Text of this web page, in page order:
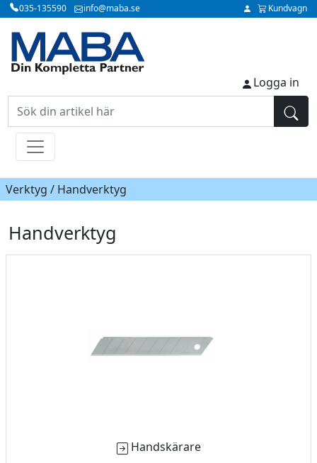
035-135590 info@maba.se Kundvagn
Logga in
Verktyg / Handverktyg
Handverktyg
Handskärare